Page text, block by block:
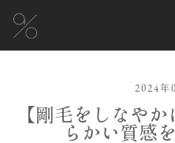
2024年
【剛毛をしなや
らかい質感